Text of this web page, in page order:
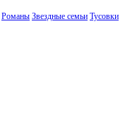
Романы Звездные семьи Тусовки